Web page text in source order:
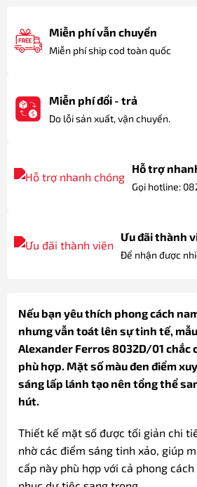
Miễn phí vẫn chuyển
Miễn phí ship cod toàn quốc
Miễn phí đổi - trả
Do lỗi sản xuất, vận chuyển.
Hỗ trợ
Gọi hotline:
Ưu đãi thành
Để nhận được
Nếu bạn yêu thích phong cách
nhưng vẫn toát lên sự tinh tế,
Alexander Ferros 8032D/01 chắc
phù hợp. Mặt số màu đen điểm
sáng lấp lánh tạo nên tổng thể
hút.
Thiết kế mặt số được tối giản chi
nhờ các điểm sáng tinh xảo, giúp
cấp này phù hợp với cả phong